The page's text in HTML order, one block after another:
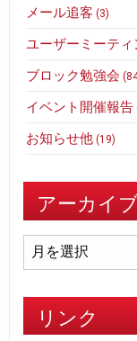
メール追客 (3)
ユーザーミーティ
ブロック勉強会
イベント開催報告
お知らせ他 (19)
アーカイ
ー
ブ
リンク